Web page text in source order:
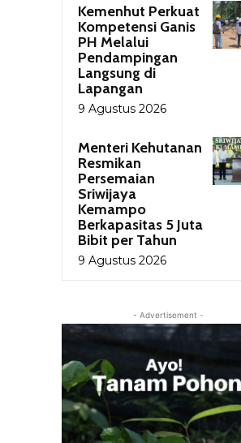
Kemenhut Perkuat
Kompetensi Ganis
PH Melalui
Pendampingan
Langsung di
Lapangan
9 Agustus 2026
Menteri Kehutanan
Resmikan
Persemaian
Sriwijaya
Kemampo
Berkapasitas 5 Juta
Bibit per Tahun
9 Agustus 2026
- Advertisement -